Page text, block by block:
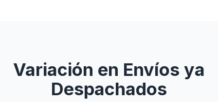
Variación en Envíos ya
Despachados